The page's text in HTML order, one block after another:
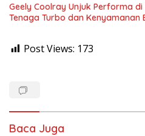
Geely Coolray Unjuk Performa
Tenaga Turbo dan Kenyamanan
Post Views: 173
Baca Juga